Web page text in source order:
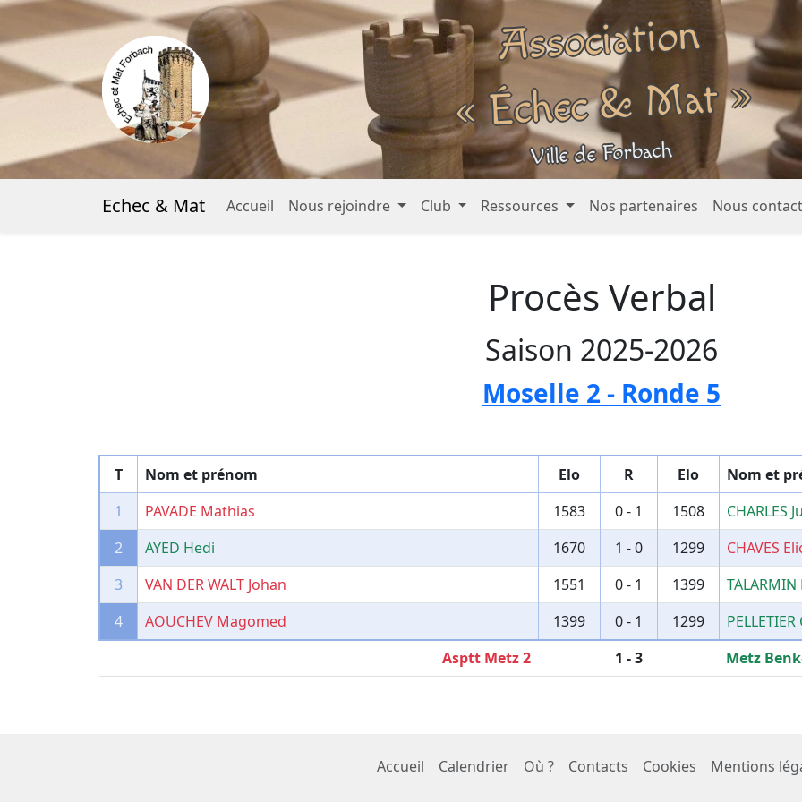
Association
« Échec &
Mat »
Ville de Forbach
Echec & Mat Accueil Nous rejoindre Club Ressources Nos partenaires Nous
Procès Verbal
Saison 2025-2026
Moselle 2 - Ronde 5
T Nom et prénom Elo R Elo
Nom et
1
PAVADE Mathias 1583 0 - 1 1508
CHARLES
2
AYED Hedi 1670 1 - 0 1299
CHAVES
3
VAN DER WALT Johan 1551 0 - 1 1399
4
AOUCHEV Magomed 1399 0 - 1 1299
Asptt Metz 2
1 - 3 Metz
Accueil Calendrier Où ? Contacts Cookies Mentions